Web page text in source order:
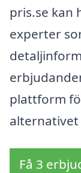
pris.se kan
experter
plattform
alternativet
Få 3